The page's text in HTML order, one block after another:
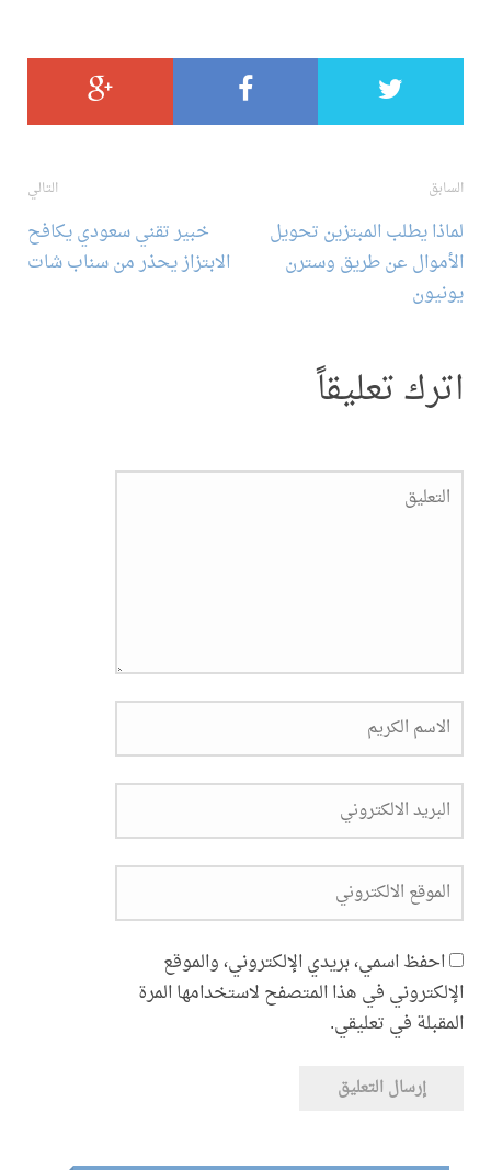
تصفح
المقالة
السابق
لماذا يطلب المبتزين تحويل
الأموال عن طريق وسترن
يونيون
التالي
خبير تقني سعودي يكافح
الابتزاز يحذر من سناب شات
اترك تعليقاً
احفظ اسمي، بريدي الإلكتروني، والموقع
الإلكتروني في هذا المتصفح لاستخدامها المرة
المقبلة في تعليقي.